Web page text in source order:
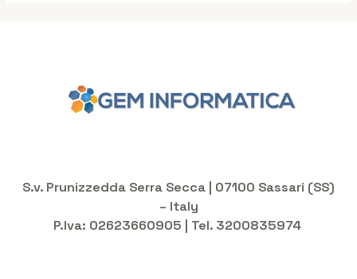
S.v. Prunizzedda Serra Secca | 07100 Sassari (SS)
– Italy
P.Iva: 02623660905 | Tel. 3200835974